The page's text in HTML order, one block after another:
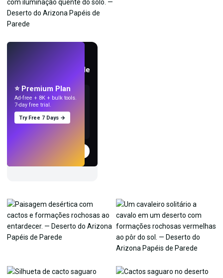
Crie papéis de parede
Experimentar
⭐ Premium Plan
Ad-free + 8K + bulk tools.
7-day free trial.
Try Free 7 Days →